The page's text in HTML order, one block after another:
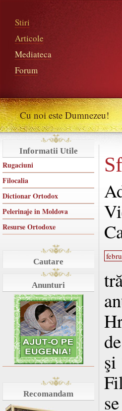
Stiri
Articole
Mediateca
Forum
Cu noi este Dumnezeu!
Informatii Utile
Rugaciuni
Filocalia
Dictionar Ortodox
Pelerinaje in Moldova
Resurse Ortodoxe
Cautare
Anunturi
Recomandam
şi